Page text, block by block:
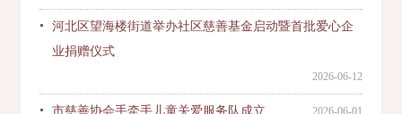
河北区望海楼街道举办社区慈善基金启动暨首批爱心企
业捐赠仪式
2026-06-12
市慈善协会手牵手儿童关爱服务队成立